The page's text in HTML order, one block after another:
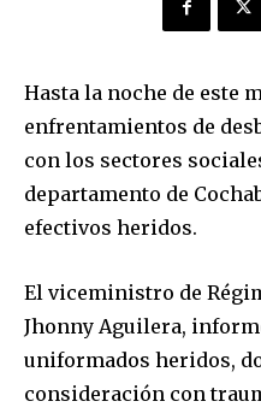
Hasta la noche de este
enfrentamientos de
con los sectores
departamento de
efectivos heridos.
El viceministro de
Jhonny Aguilera,
uniformados heridos,
consideración con